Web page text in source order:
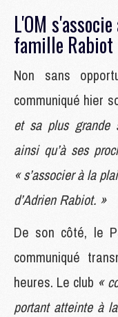
L'OM
famille Rabiot
Non sans
communiqué hier
et sa plus grande
ainsi qu’à ses
« s’associer à la
d’Adrien Rabiot. »
De son côté, le
communiqué
heures. Le club «
portant atteinte à